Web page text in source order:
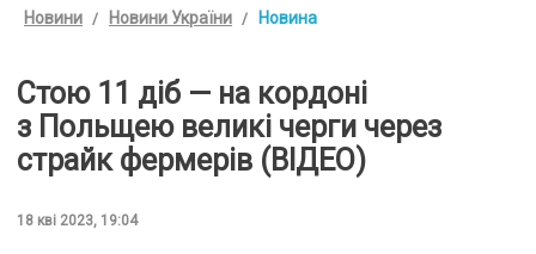
Новини Новини України Новина
Стою 11 діб — на кордоні
з Польщею великі черги через
страйк фермерів (ВІДЕО)
18 кві 2023, 19:04